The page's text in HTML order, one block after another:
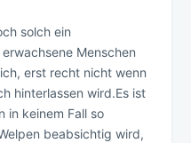
solch ein
Menschen
erst recht nicht wenn
hinterlassen wird.Es ist
in keinem Fall so
beabsichtig wird,